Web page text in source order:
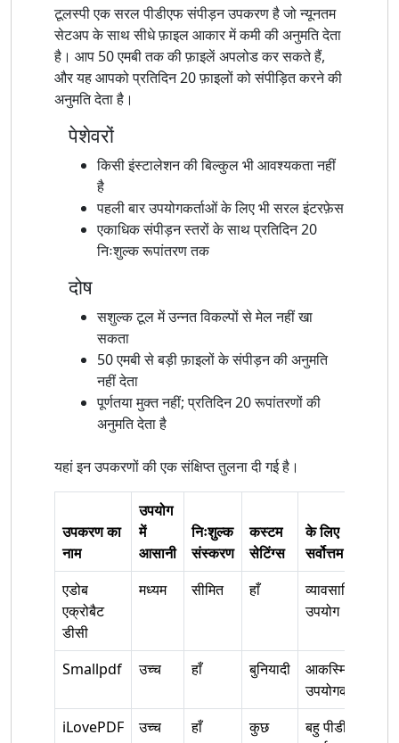
टूलस्पी एक सरल पीडीएफ संपीड़न उपकरण है जो न्यूनतम
सेटअप के साथ सीधे फ़ाइल आकार में कमी की अनुमति देता
है। आप 50 एमबी तक की फ़ाइलें अपलोड कर सकते हैं,
और यह आपको प्रतिदिन 20 फ़ाइलों को संपीड़ित करने की
अनुमति देता है।
पेशेवरों
किसी इंस्टालेशन की बिल्कुल भी आवश्यकता नहीं
है
पहली बार उपयोगकर्ताओं के लिए भी सरल इंटरफ़ेस
एकाधिक संपीड़न स्तरों के साथ प्रतिदिन 20
निःशुल्क रूपांतरण तक
दोष
सशुल्क टूल में उन्नत विकल्पों से मेल नहीं खा
सकता
50 एमबी से बड़ी फ़ाइलों के संपीड़न की अनुमति
नहीं देता
पूर्णतया मुक्त नहीं; प्रतिदिन 20 रूपांतरणों की
अनुमति देता है
यहां इन उपकरणों की एक संक्षिप्त तुलना दी गई है।
उपकरण का
नाम
उपयोग
में
आसानी
निःशुल्क
संस्करण
कस्टम
सेटिंग्स
के लिए
सर्वोत्तम
एडोब
एक्रोबैट
डीसी
मध्यम सीमित हाँ
व्यावसायिक
उपयोग
Smallpdf उच्च हाँ बुनियादी
आकस्मिक
उपयोगकर्ता
iLovePDF
उच्च हाँ कुछ
बहु पीडीएफ